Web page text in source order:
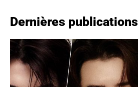
Dernières publications